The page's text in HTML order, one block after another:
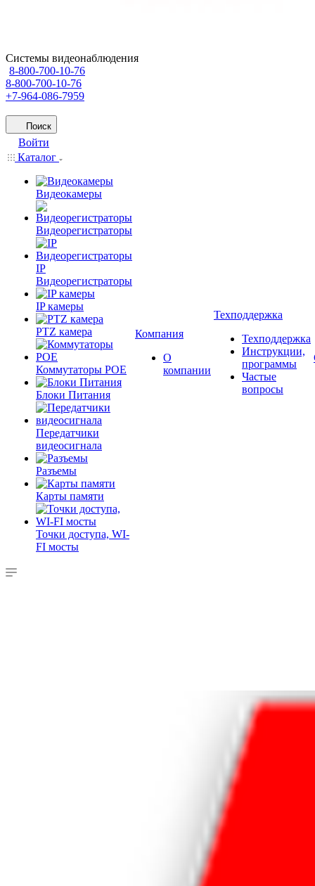
Системы видеонаблюдения
8-800-700-10-76
8-800-700-10-76
+7-964-086-7959
Поиск
Войти
Каталог
Видеокамеры
Видеорегистраторы
IP
Видеорегистраторы
IP камеры
PTZ камера
Коммутаторы POE
Блоки Питания
Передатчики
видеосигнала
Разъемы
Карты памяти
Точки доступа, WI-
FI мосты
Компания
О
компании
Техподдержка
Техподдержка
Инструкции,
программы
Частые
вопросы